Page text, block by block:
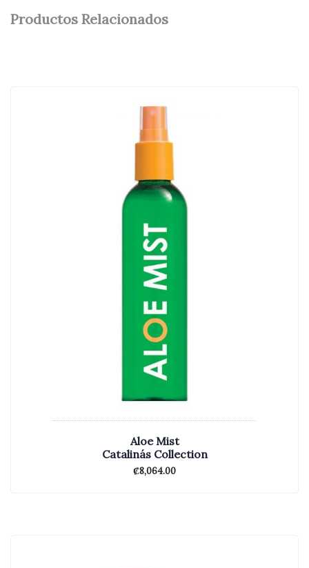
Productos Relacionados
Aloe Mist
Catalinás Collection
₡8,064.00